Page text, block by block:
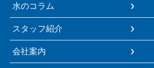
水のコラム
スタッフ紹介
会社案内